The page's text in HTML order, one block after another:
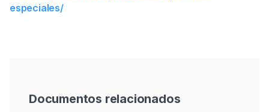
especiales/
Documentos relacionados